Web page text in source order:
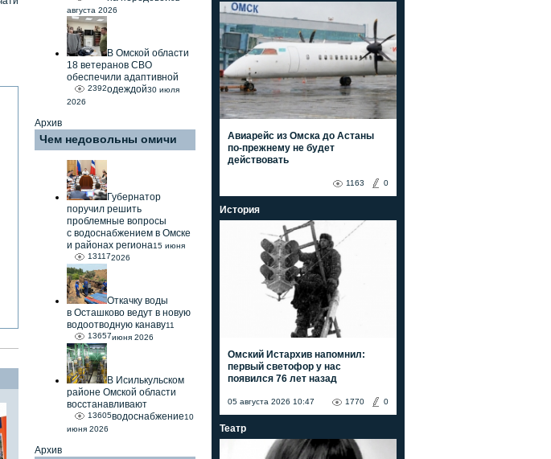
августа 2026
В Омской области
18 ветеранов СВО
обеспечили адаптивной
одеждой
2392
30 июля
2026
Архив
Чем недовольны омичи
Губернатор
поручил решить
проблемные вопросы
с водоснабжением в Омске
и районах региона
13117
15 июня
2026
Откачку воды
в Осташково ведут в новую
водоотводную канаву
13657
11
июня 2026
В Исилькульском
районе Омской области
восстанавливают
водоснабжение
13605
10
июня 2026
Архив
Авиарейс из Омска до Астаны
по-прежнему не будет
действовать
0
1163
История
Омский Истархив напомнил:
первый светофор у нас
появился 76 лет назад
05 августа 2026 10:47 0
1770
Театр